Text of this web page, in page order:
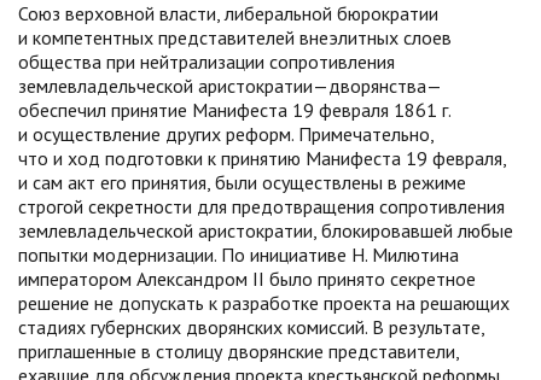
Союз верховной власти, либеральной бюрократии
и компетентных представителей внеэлитных слоев
общества при нейтрализации сопротивления
землевладельческой аристократии—дворянства—
обеспечил принятие Манифеста 19 февраля 1861 г.
и осуществление других реформ. Примечательно,
что и ход подготовки к принятию Манифеста 19 февраля,
и сам акт его принятия, были осуществлены в режиме
строгой секретности для предотвращения сопротивления
землевладельческой аристократии, блокировавшей любые
попытки модернизации. По инициативе Н. Милютина
императором Александром II было принято секретное
решение не допускать к разработке проекта на решающих
стадиях губернских дворянских комиссий. В результате,
приглашенные в столицу дворянские представители,
ехавшие для обсуждения проекта крестьянской реформы,